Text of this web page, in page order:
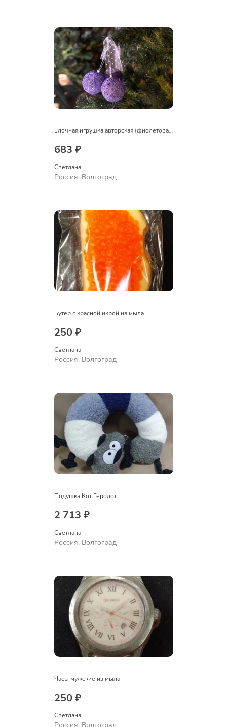
Ёлочная игрушка авторская (фиолетовая)
683 ₽
Светлана
Россия, Волгоград
Бутер с красной икрой из мыла
250 ₽
Светлана
Россия, Волгоград
Подушка Кот Геродот
2 713 ₽
Светлана
Россия, Волгоград
Часы мужские из мыла
250 ₽
Светлана